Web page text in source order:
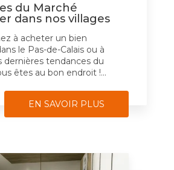
du Marché
dans nos villages
à acheter un bien
le Pas-de-Calais ou à
dernières tendances du
êtes au bon endroit !...
EN SAVOIR PLUS